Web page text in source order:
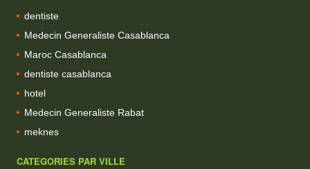
dentiste
Medecin Generaliste Casablanca
Maroc Casablanca
dentiste casablanca
hotel
Medecin Generaliste Rabat
meknes
CATEGORIES PAR VILLE